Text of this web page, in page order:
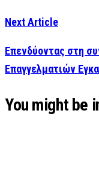
Next Article
Επενδύοντας στη
Επαγγελματιών
You might be